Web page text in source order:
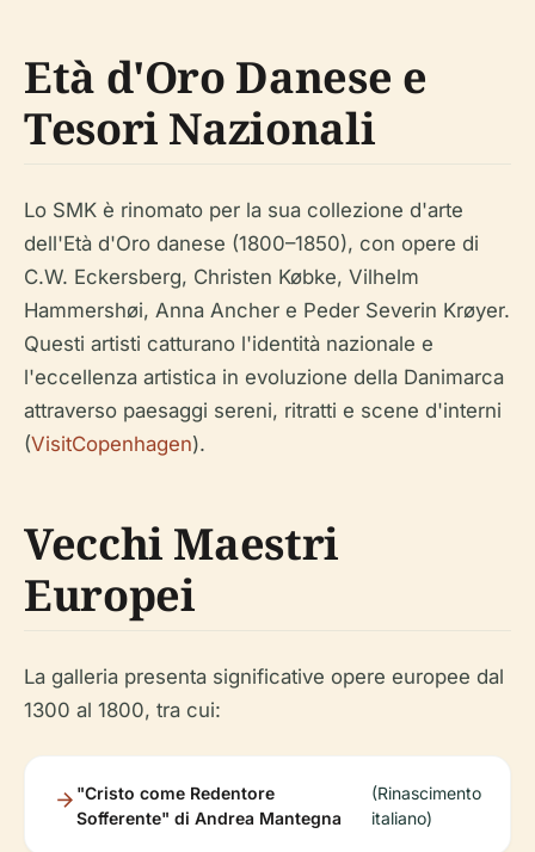
Età d'Oro Danese e
Tesori Nazionali
Lo SMK è rinomato per la sua collezione d'arte
dell'Età d'Oro danese (1800–1850), con opere di
C.W. Eckersberg, Christen Købke, Vilhelm
Hammershøi, Anna Ancher e Peder Severin Krøyer.
Questi artisti catturano l'identità nazionale e
l'eccellenza artistica in evoluzione della Danimarca
attraverso paesaggi sereni, ritratti e scene d'interni
(VisitCopenhagen).
Vecchi Maestri
Europei
La galleria presenta significative opere europee dal
1300 al 1800, tra cui:
"Cristo come Redentore
Sofferente" di Andrea Mantegna
(Rinascimento
italiano)